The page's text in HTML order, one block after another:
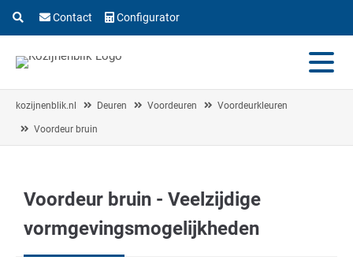
Contact Configurator
kozijnenblik.nl Deuren Voordeuren Voordeurkleuren
Voordeur bruin
Voordeur bruin - Veelzijdige
vormgevingsmogelijkheden